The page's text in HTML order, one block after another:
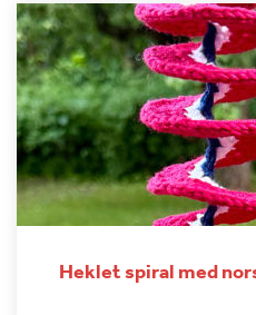
Heklet spiral med